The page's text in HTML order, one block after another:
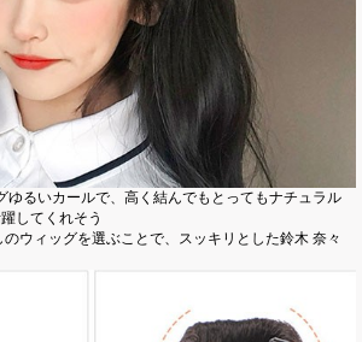
ゆるいカールで、高く結んでもとってもナチュラル
してくれそう
ウィッグを選ぶことで、スッキリとした鈴木 奈々